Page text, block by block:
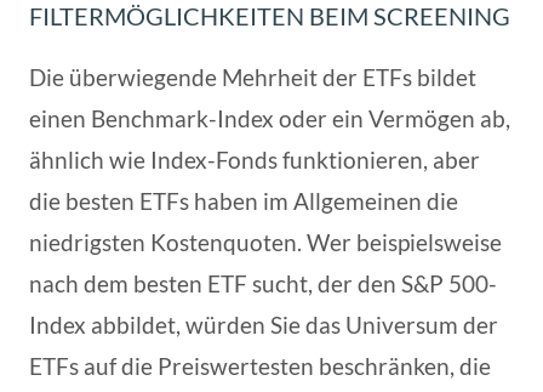
FILTERMÖGLICHKEITEN BEIM SCREENING
Die überwiegende Mehrheit der ETFs bildet
einen Benchmark-Index oder ein Vermögen ab,
ähnlich wie Index-Fonds funktionieren, aber
die besten ETFs haben im Allgemeinen die
niedrigsten Kostenquoten. Wer beispielsweise
nach dem besten ETF sucht, der den S&P 500-
Index abbildet, würden Sie das Universum der
ETFs auf die Preiswertesten beschränken, die